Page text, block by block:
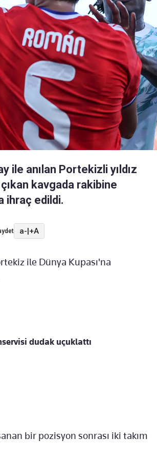
ile anılan Portekizli yıldız
kavgada rakibine
ihraç edildi.
a-|+A
ile Dünya Kupası'na
dudak uçuklattı
bir pozisyon sonrası iki takım